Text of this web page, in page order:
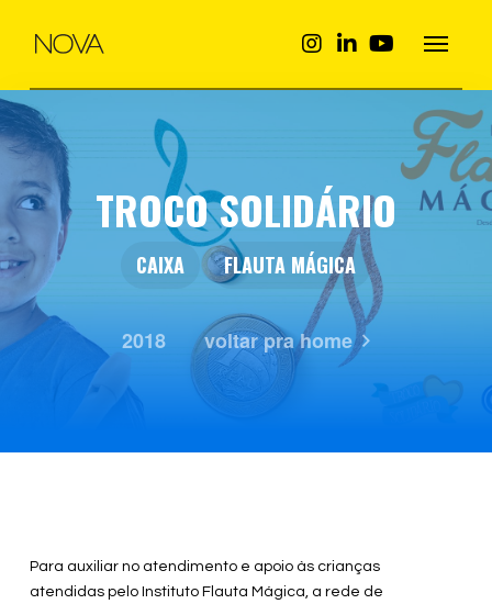
TROCO SOLIDÁRIO
CAIXA FLAUTA MÁGICA
2018 voltar pra home
Para auxiliar no atendimento e apoio às crianças
atendidas pelo Instituto Flauta Mágica, a rede de